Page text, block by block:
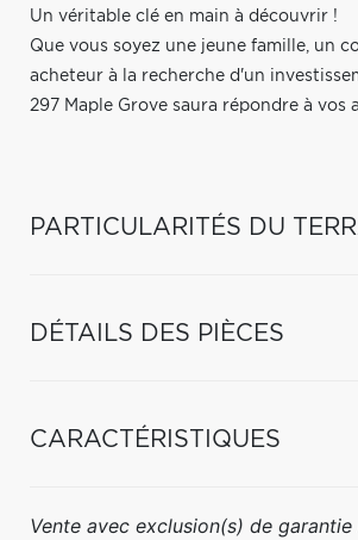
Un véritable clé en main à découvrir !
Que vous soyez une jeune famille, un
acheteur à la recherche d'un
297 Maple Grove saura répondre à vos
PARTICULARITÉS DU
DÉTAILS DES PIÈCES
CARACTÉRISTIQUES
Vente avec exclusion(s) de